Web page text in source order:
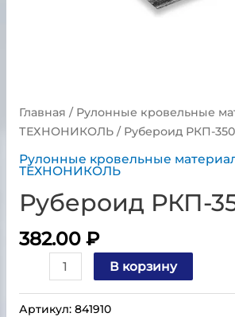
Главная / Рулонные кровельные
ТЕХНОНИКОЛЬ/ Рубероид РКП-
Рулонные кровельные
ТЕХНОНИКОЛЬ
Рубероид РКП-
382.00 ₽
В корзину
Артикул: 841910